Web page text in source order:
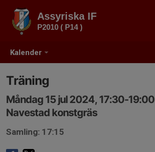
Kalender
Assyriska IF
P2010 ( P14 )
Träning
Måndag 15 jul 2024, 17:30-19:00
Navestad konstgräs
Samling: 17:15